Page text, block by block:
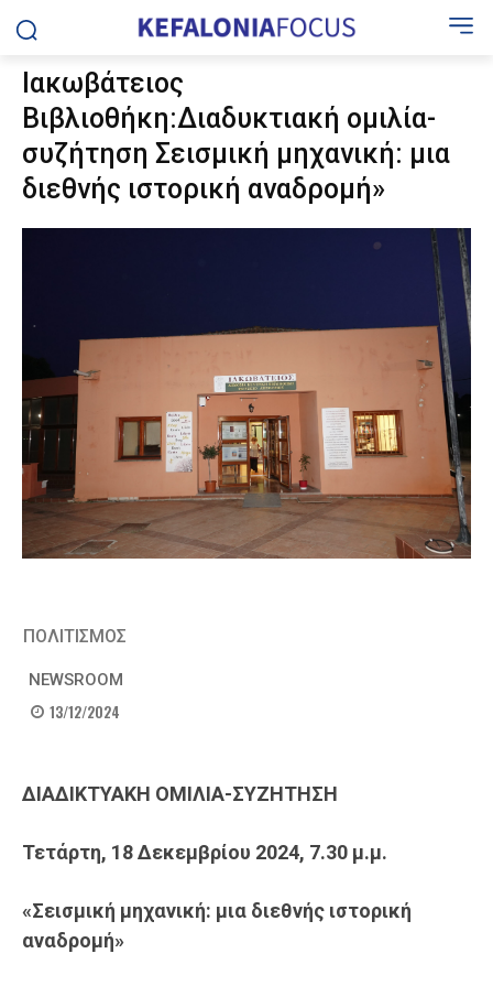
Ιακωβάτειος
Βιβλιοθήκη:Διαδυκτιακή ομιλία-
συζήτηση Σεισμική μηχανική: μια
διεθνής ιστορική αναδρομή»
ΠΟΛΙΤΙΣΜΟΣ
NEWSROOM
13/12/2024
ΔΙΑΔΙΚΤΥΑΚΗ ΟΜΙΛΙΑ-ΣΥΖΗΤΗΣΗ
Τετάρτη, 18 Δεκεμβρίου 2024, 7.30 μ.μ.
«Σεισμική μηχανική: μια διεθνής ιστορική
αναδρομή»